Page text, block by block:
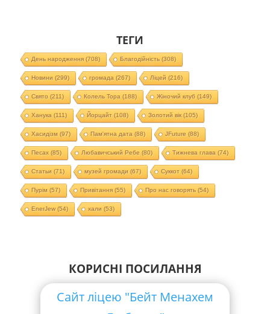
ТЕГИ
День народження(708) Благодійність (308)
Новини (299) громада (267) Ліцей (216)
Свято (211) Колель Тора (188) Жіночий клуб (149)
Ханука (111) Йорцайт (108) Золотий вік(105)
Хасидізм (97) Пам'ятна дата (88) JFuture (88)
Песах(85) Любавичський Ребе (80) Тижнева глава (74)
Статьи (71) музей громади (67) Суккот (64)
Пурім (57) Привітання(55) Про нас говорять (54)
EnerJew(54) хали (53)
КОРИСНІ ПОСИЛАННЯ
Сайт ліцею "Бейт Менахем